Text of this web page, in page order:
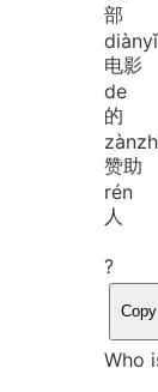
部
diàn
电影
de
的
zàn
赞助
rén
人
?
Copy
Who